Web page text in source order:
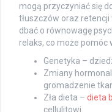
mogą przyczyniać się
tłuszczów oraz
dbać o równowagę
relaks, co może pomóc
Genetyka –
Zmiany
gromadzenie
Zła dieta – dieta
cellulitowi.